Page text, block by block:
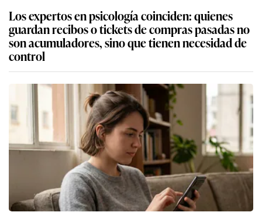
Los expertos en psicología coinciden: quienes
guardan recibos o tickets de compras pasadas no
son acumuladores, sino que tienen necesidad de
control